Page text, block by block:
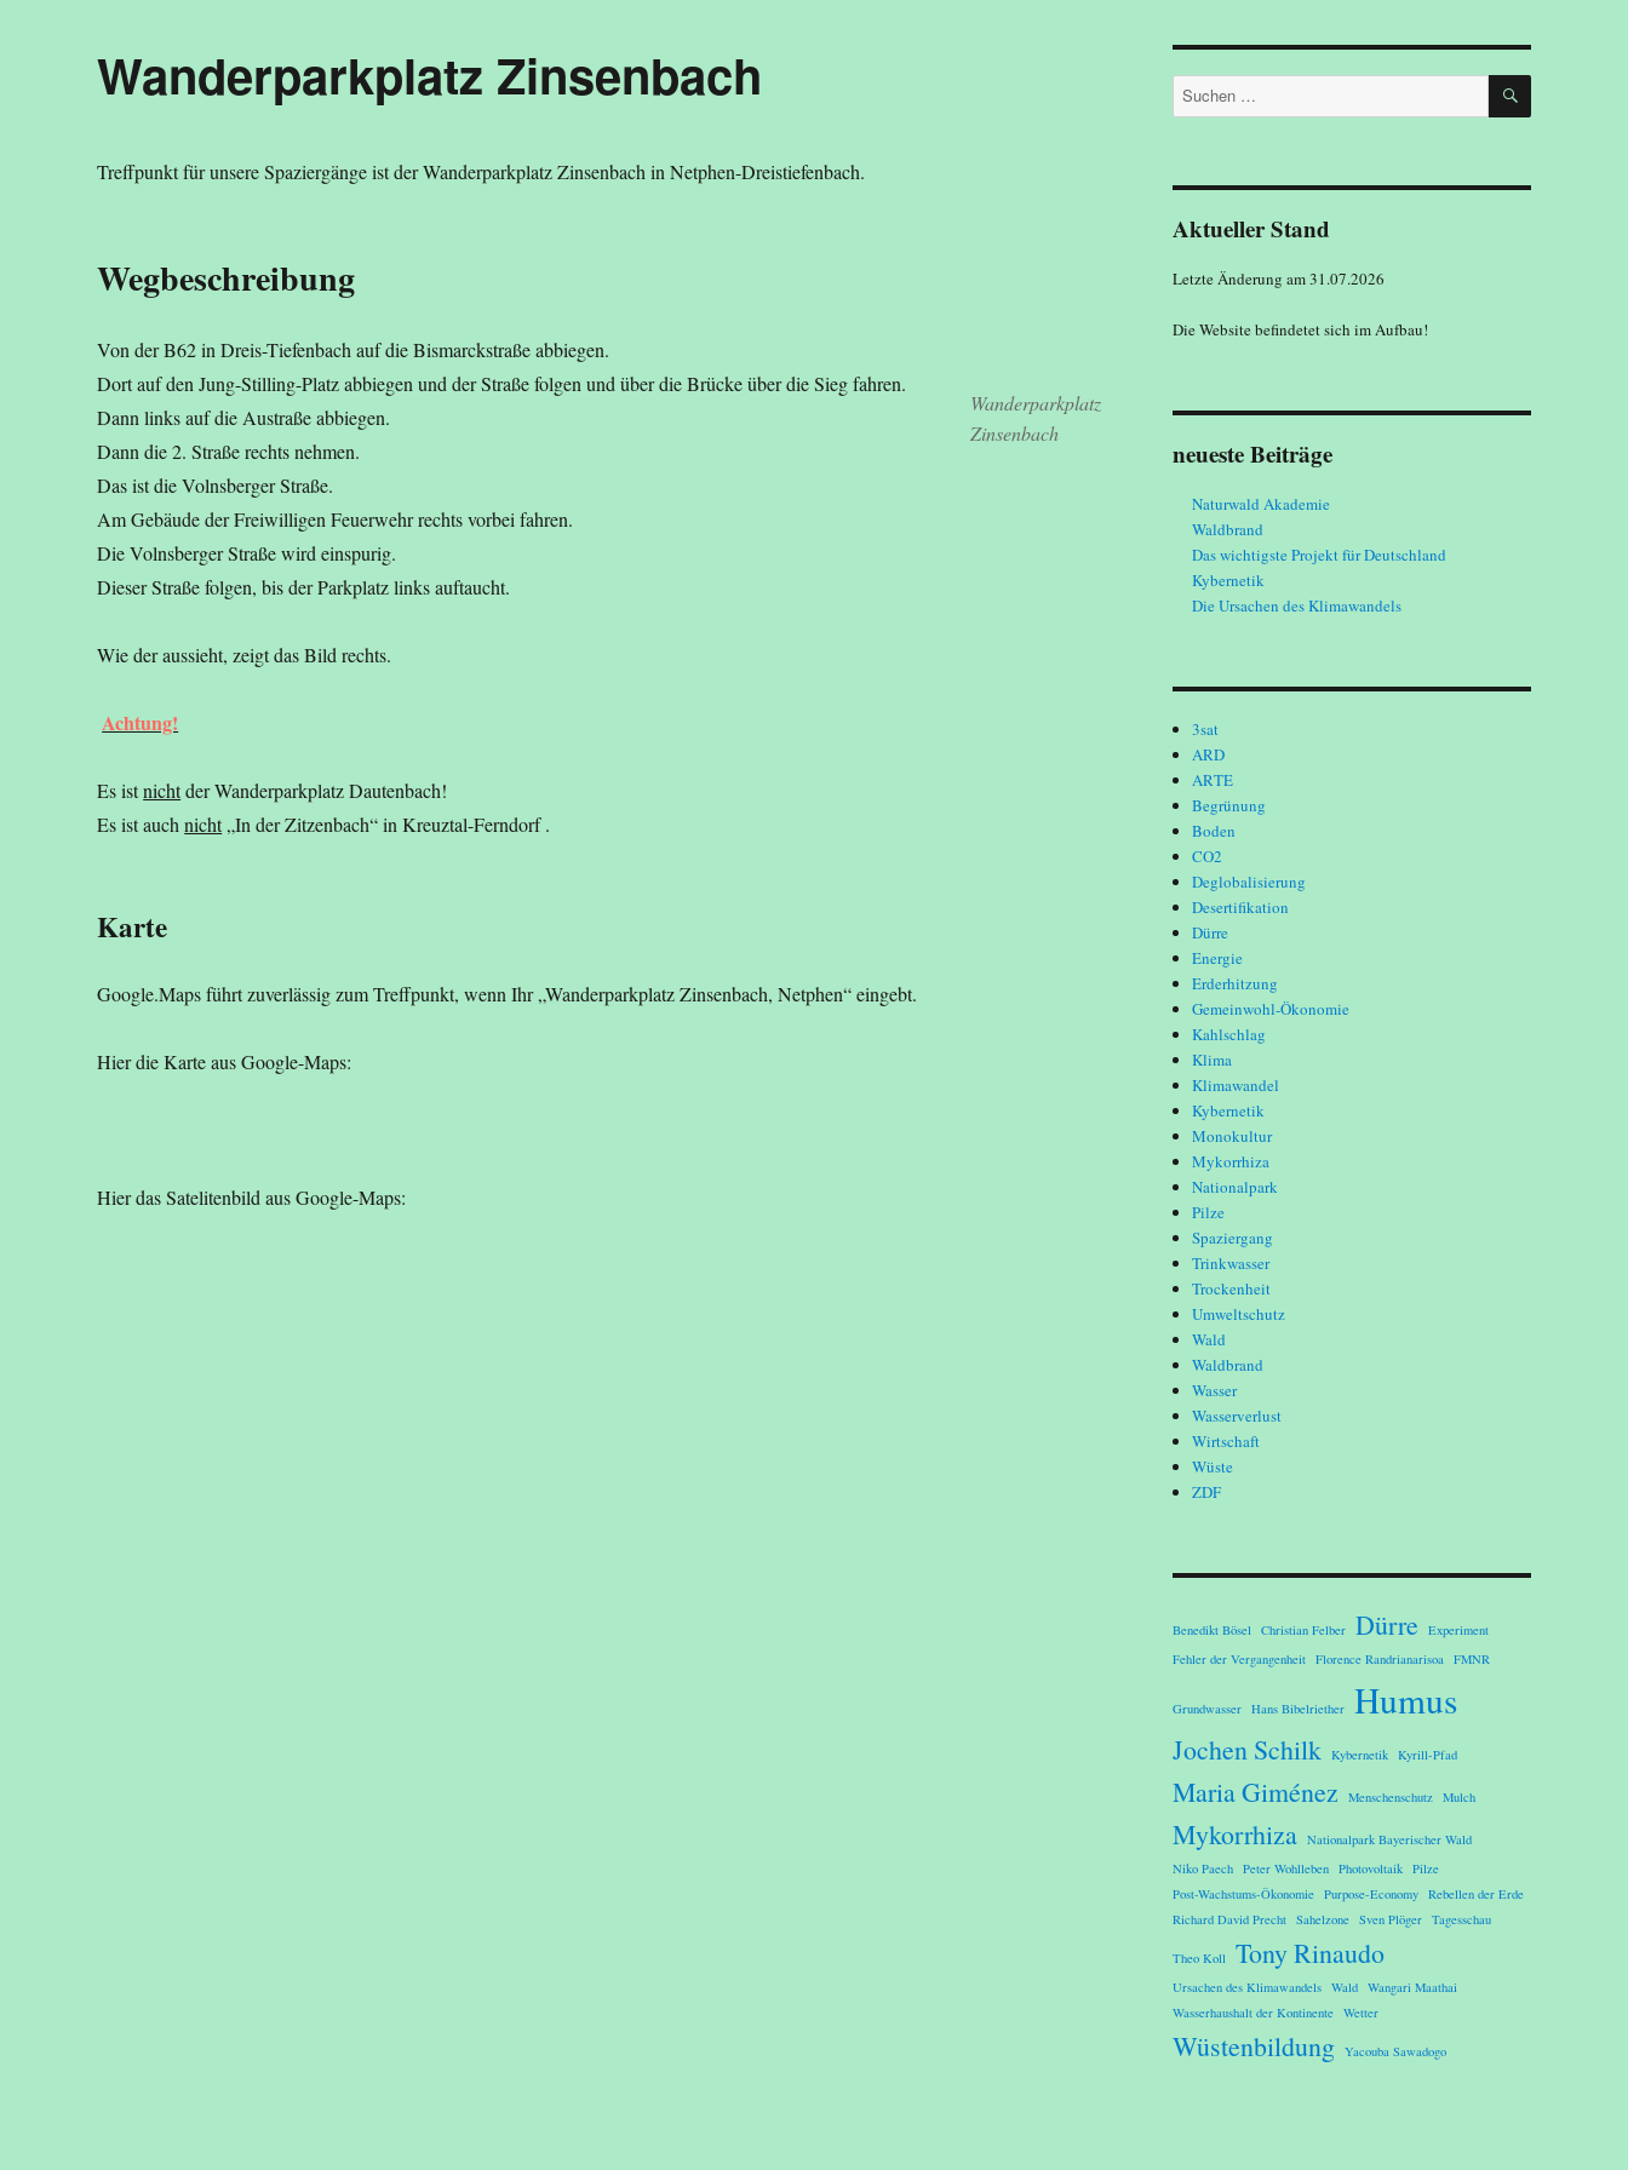
Wanderparkplatz Zinsenbach
Treffpunkt für unsere Spaziergänge ist der Wanderparkplatz Zinsenbach in Netphen-Dreistiefenbach.
Wegbeschreibung
Wanderparkplatz
Zinsenbach
Von der B62 in Dreis-Tiefenbach auf die Bismarckstraße abbiegen.
Dort auf den Jung-Stilling-Platz abbiegen und der Straße folgen und über die Brücke über die Sieg fahren.
Dann links auf die Austraße abbiegen.
Dann die 2. Straße rechts nehmen.
Das ist die Volnsberger Straße.
Am Gebäude der Freiwilligen Feuerwehr rechts vorbei fahren.
Die Volnsberger Straße wird einspurig.
Dieser Straße folgen, bis der Parkplatz links auftaucht.
Wie der aussieht, zeigt das Bild rechts.
Achtung!
Es istnichtder Wanderparkplatz Dautenbach!
Es ist auchnicht„In der Zitzenbach“ in Kreuztal-Ferndorf .
Karte
Google.Maps führt zuverlässig zum Treffpunkt, wenn Ihr „Wanderparkplatz Zinsenbach, Netphen“ eingebt.
Hier die Karte aus Google-Maps:
Hier das Satelitenbild aus Google-Maps:
Suchen
nach:
SUCHEN
Aktueller Stand
Letzte Änderung am 31.07.2026
Die Website befindetet sich im Aufbau!
neueste Beiträge
Naturwald Akademie
Waldbrand
Das wichtigste Projekt für Deutschland
Kybernetik
Die Ursachen des Klimawandels
3sat
ARD
ARTE
Begrünung
Boden
CO2
Deglobalisierung
Desertifikation
Dürre
Energie
Erderhitzung
Gemeinwohl-Ökonomie
Kahlschlag
Klima
Klimawandel
Kybernetik
Monokultur
Mykorrhiza
Nationalpark
Pilze
Spaziergang
Trinkwasser
Trockenheit
Umweltschutz
Wald
Waldbrand
Wasser
Wasserverlust
Wirtschaft
Wüste
ZDF
Benedikt Bösel Christian Felber Dürre
Experiment
Fehler der Vergangenheit Florence Randrianarisoa FMNR
Grundwasser Hans Bibelriether Humus
Jochen Schilk Kybernetik Kyrill-Pfad
Maria Giménez Menschenschutz Mulch
Mykorrhiza Nationalpark Bayerischer Wald
Niko Paech Peter Wohlleben Photovoltaik Pilze
Post-Wachstums-Ökonomie Purpose-Economy Rebellen der Erde
Richard David Precht Sahelzone Sven Plöger Tagesschau
Theo Koll Tony Rinaudo
Ursachen des Klimawandels Wald Wangari Maathai
Wasserhaushalt der Kontinente Wetter
Wüstenbildung Yacouba Sawadogo